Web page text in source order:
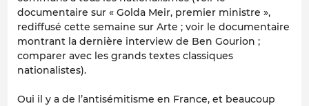
documentaire sur « Golda Meir, premier ministre »,
rediffusé cette semaine sur Arte ; voir le documentaire
montrant la dernière interview de Ben Gourion ;
comparer avec les grands textes classiques
nationalistes).
Oui il y a de l’antisémitisme en France, et beaucoup